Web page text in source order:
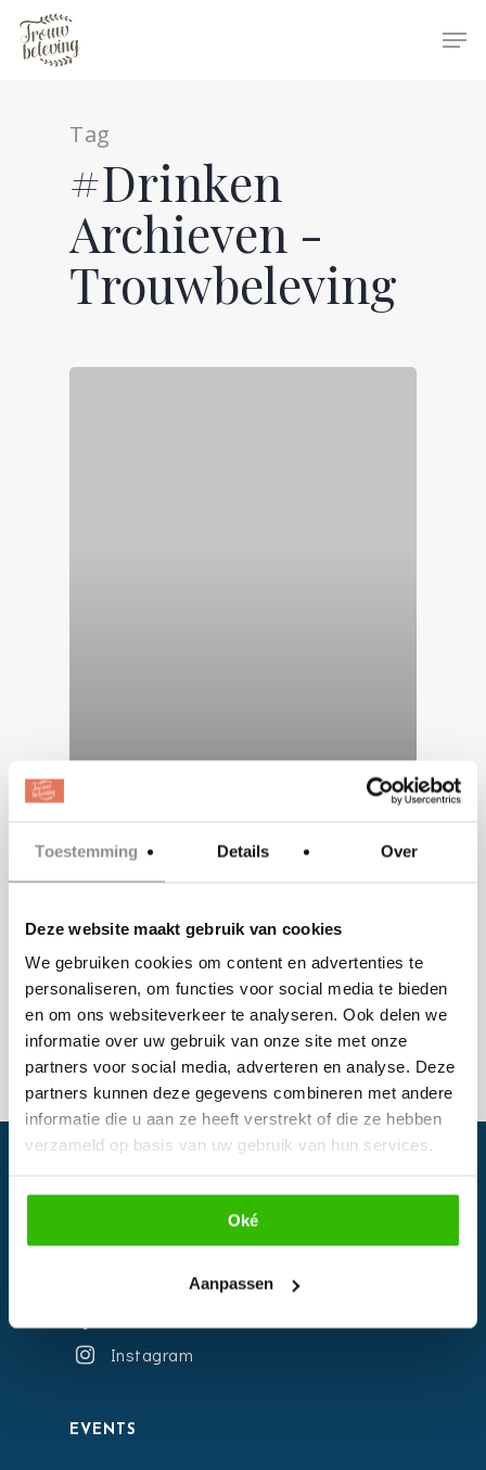
Toestemming Details Over
Deze website maakt gebruik van cookies
We gebruiken cookies om content en advertenties te
personaliseren, om functies voor social media te bieden
en om ons websiteverkeer te analyseren. Ook delen we
informatie over uw gebruik van onze site met onze
partners voor social media, adverteren en analyse. Deze
partners kunnen deze gegevens combineren met andere
informatie die u aan ze heeft verstrekt of die ze hebben
verzameld op basis van uw gebruik van hun services.
Oké
Aanpassen
Hit enter to search or ESC to close
Tag
#Drinken
Archieven -
Trouwbeleving
BLOG|INSPIRATIE
Food for
celebration
Instagram
EVENTS